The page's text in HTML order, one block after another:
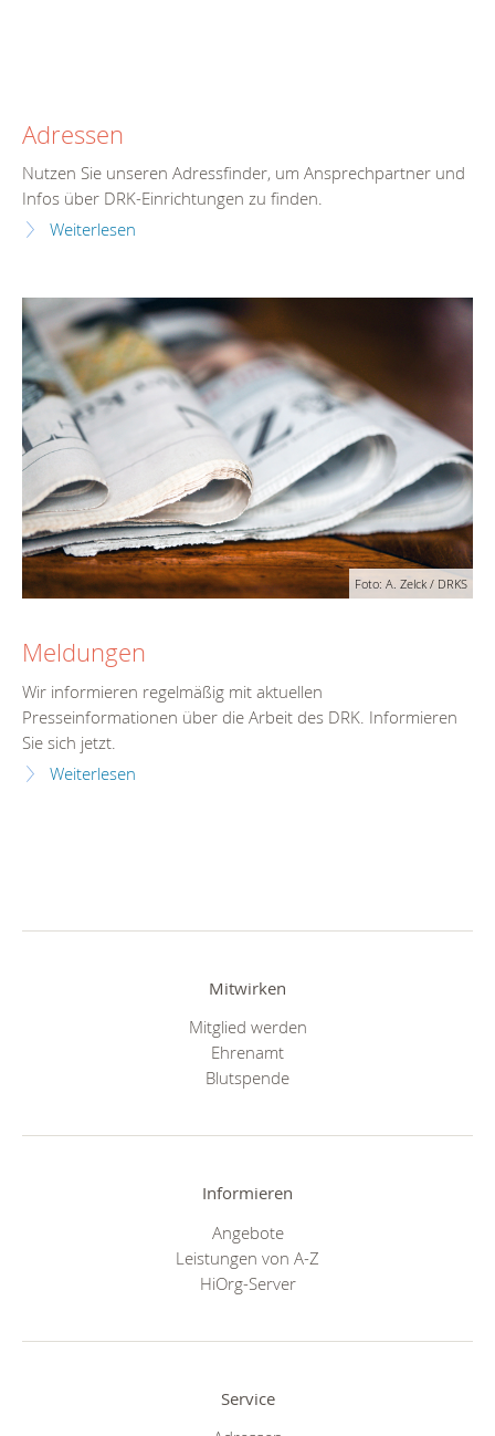
Adressen
Nutzen Sie unseren Adressfinder, um Ansprechpartner und
Infos über DRK-Einrichtungen zu finden.
Weiterlesen
Foto: A. Zelck / DRKS
Meldungen
Wir informieren regelmäßig mit aktuellen
Presseinformationen über die Arbeit des DRK. Informieren
Sie sich jetzt.
Weiterlesen
Mitwirken
Mitglied werden
Ehrenamt
Blutspende
Informieren
Angebote
Leistungen von A-Z
HiOrg-Server
Service